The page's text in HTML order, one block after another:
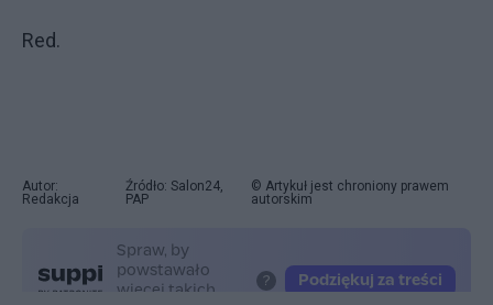
Red.
Autor:
Redakcja
Źródło: Salon24,
PAP
© Artykuł jest chroniony prawem
autorskim